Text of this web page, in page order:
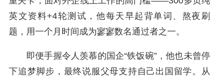
英文资料+4轮测试，他每天早起背单词、熬夜刷
题，用一个月时间成为寥寥数名通过者之一。
即便手握令人羡慕的国企“铁饭碗”，他也未曾停
下追梦脚步，最终说服父母支持自己出国留学。从